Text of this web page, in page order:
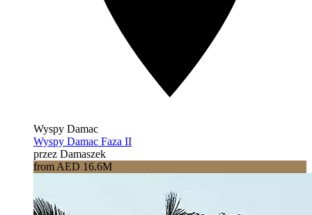
Wyspy Damac
Wyspy Damac Faza II
przez Damaszek
from AED 16.6M